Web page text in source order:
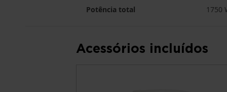
Potência total 1750
Acessórios incluídos